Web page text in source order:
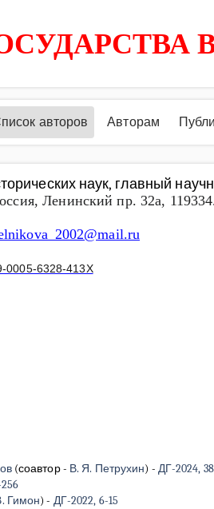
авторов Авторам
наук, главный
Ленинский пр. 32a,
0005-6328-413X
(соавтор - В. Я. Петрухин) - ДГ-2024,
Гимон)- ДГ-2022, 6-15